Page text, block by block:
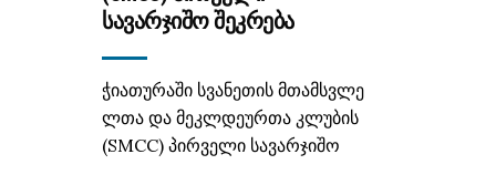
ᲡᲐᲕᲐᲠᲯᲘᲨᲝ ᲨᲔᲙᲠᲔᲑᲐ
ჭიათურაში სვანეთის მთამსვლე
ლთა და მეკლდეურთა კლუბის
(SMCC) პირველი სავარჯიშო